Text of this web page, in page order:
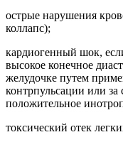
острые нарушения
коллапс);
кардиогенный шок,
высокое конечное
желудочке путем
контрпульсации или
положительное
токсический отек